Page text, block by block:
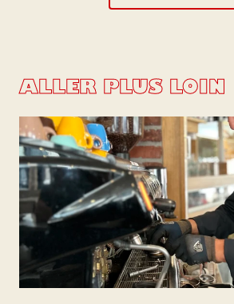
ALLER PLUS LOIN